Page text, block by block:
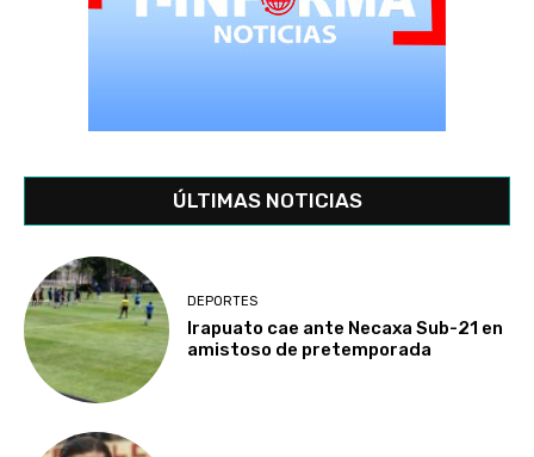
ÚLTIMAS NOTICIAS
DEPORTES
Irapuato cae ante Necaxa Sub-21 en
amistoso de pretemporada